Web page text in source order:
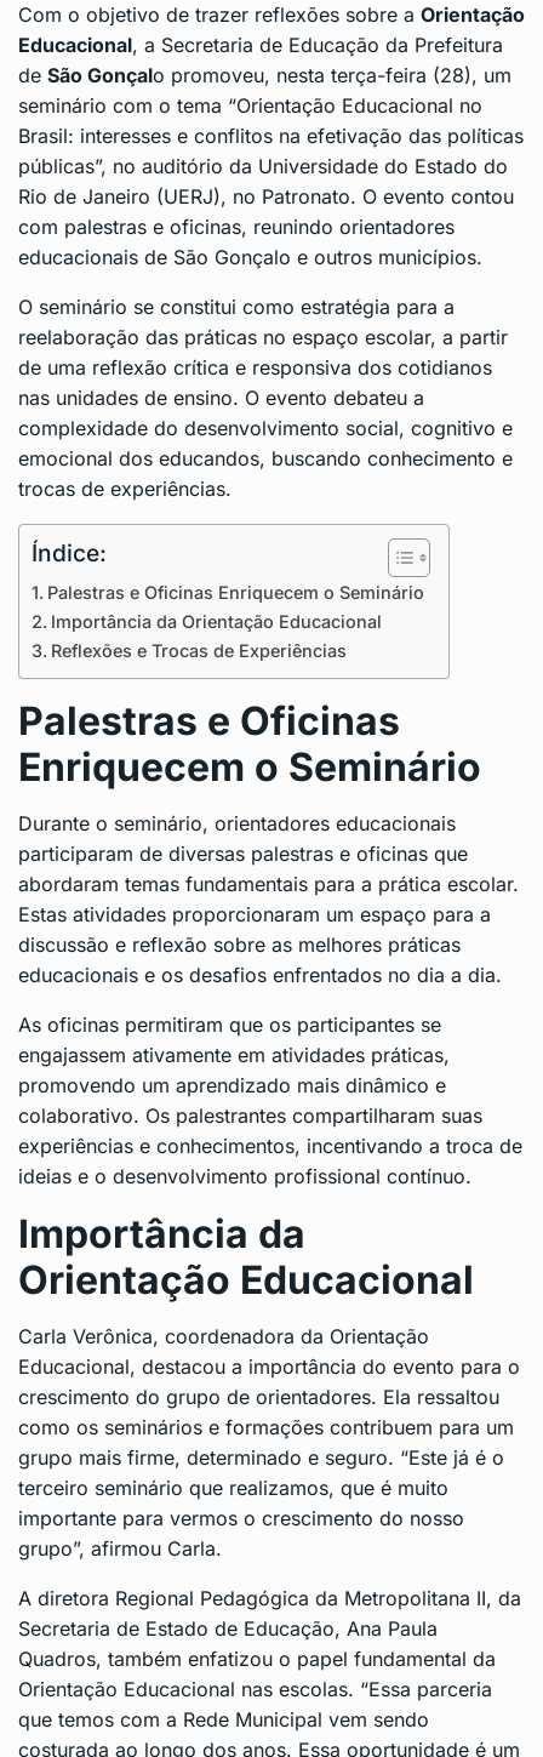
Com o objetivo de trazer reflexões sobre a Orientação
Educacional, a Secretaria de Educação da Prefeitura
de São Gonçalo promoveu, nesta terça-feira (28), um
seminário com o tema “Orientação Educacional no
Brasil: interesses e conflitos na efetivação das políticas
públicas”, no auditório da Universidade do Estado do
Rio de Janeiro (UERJ), no Patronato. O evento contou
com palestras e oficinas, reunindo orientadores
educacionais de São Gonçalo e outros municípios.
O seminário se constitui como estratégia para a
reelaboração das práticas no espaço escolar, a partir
de uma reflexão crítica e responsiva dos cotidianos
nas unidades de ensino. O evento debateu a
complexidade do desenvolvimento social, cognitivo e
emocional dos educandos, buscando conhecimento e
trocas de experiências.
Índice:
Palestras e Oficinas Enriquecem o Seminário
Importância da Orientação Educacional
Reflexões e Trocas de Experiências
Palestras e Oficinas
Enriquecem o Seminário
Durante o seminário, orientadores educacionais
participaram de diversas palestras e oficinas que
abordaram temas fundamentais para a prática escolar.
Estas atividades proporcionaram um espaço para a
discussão e reflexão sobre as melhores práticas
educacionais e os desafios enfrentados no dia a dia.
As oficinas permitiram que os participantes se
engajassem ativamente em atividades práticas,
promovendo um aprendizado mais dinâmico e
colaborativo. Os palestrantes compartilharam suas
experiências e conhecimentos, incentivando a troca de
ideias e o desenvolvimento profissional contínuo.
Importância da
Orientação Educacional
Carla Verônica, coordenadora da Orientação
Educacional, destacou a importância do evento para o
crescimento do grupo de orientadores. Ela ressaltou
como os seminários e formações contribuem para um
grupo mais firme, determinado e seguro. “Este já é o
terceiro seminário que realizamos, que é muito
importante para vermos o crescimento do nosso
grupo”, afirmou Carla.
A diretora Regional Pedagógica da Metropolitana II, da
Secretaria de Estado de Educação, Ana Paula
Quadros, também enfatizou o papel fundamental da
Orientação Educacional nas escolas. “Essa parceria
que temos com a Rede Municipal vem sendo
costurada ao longo dos anos. Essa oportunidade é um